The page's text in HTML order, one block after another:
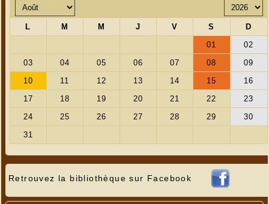
Retrouvez la bibliothèque sur Facebook